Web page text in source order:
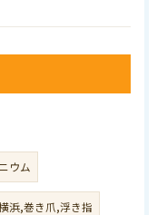
ウム
浜,巻き爪,浮き指